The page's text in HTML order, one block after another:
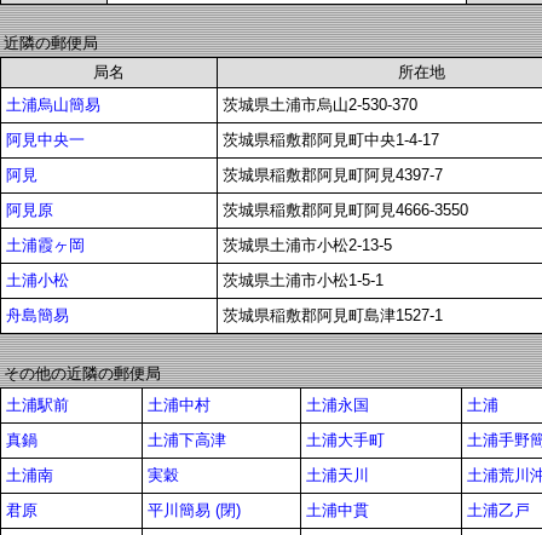
近隣の郵便局
局名
所在地
土浦烏山簡易
茨城県土浦市烏山2-530-370
阿見中央一
茨城県稲敷郡阿見町中央1-4-17
阿見
茨城県稲敷郡阿見町阿見4397-7
阿見原
茨城県稲敷郡阿見町阿見4666-3550
土浦霞ヶ岡
茨城県土浦市小松2-13-5
土浦小松
茨城県土浦市小松1-5-1
舟島簡易
茨城県稲敷郡阿見町島津1527-1
その他の近隣の郵便局
土浦駅前
土浦中村 土浦永国
土浦
真鍋
土浦下高津 土浦大手町
土浦手野
土浦南
実穀 土浦天川
土浦荒川
君原
平川簡易 (閉) 土浦中貫
土浦乙戸